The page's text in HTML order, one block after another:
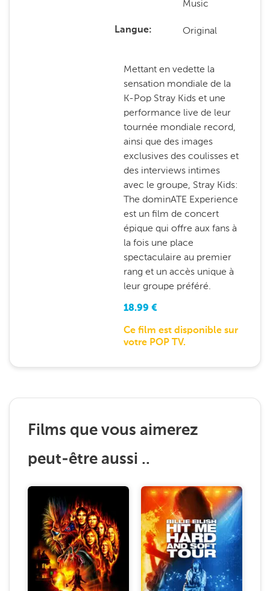
Music
Langue Original
Mettant en vedette la
sensation mondiale de la
K-Pop Stray Kids et une
performance live de leur
tournée mondiale record,
ainsi que des images
exclusives des coulisses et
des interviews intimes
avec le groupe, Stray Kids:
The dominATE Experience
est un film de concert
épique qui offre aux fans à
la fois une place
spectaculaire au premier
rang et un accès unique à
leur groupe préféré.
18.99 €
Ce film est disponible sur
votre POP TV.
Films que vous aimerez
peut-être aussi ..